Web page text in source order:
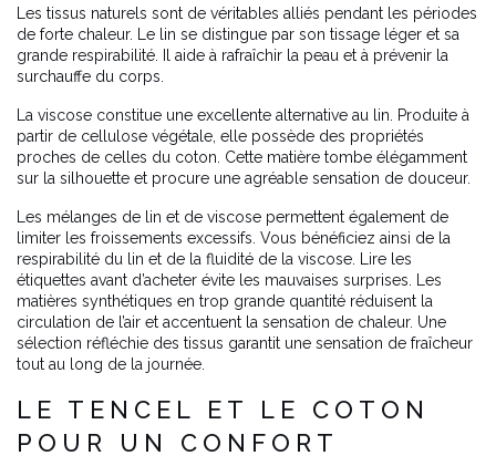
Les tissus naturels sont de véritables alliés pendant les périodes
de forte chaleur. Le lin se distingue par son tissage léger et sa
grande respirabilité. Il aide à rafraîchir la peau et à prévenir la
surchauffe du corps.
La viscose constitue une excellente alternative au lin. Produite à
partir de cellulose végétale, elle possède des propriétés
proches de celles du coton. Cette matière tombe élégamment
sur la silhouette et procure une agréable sensation de douceur.
Les mélanges de lin et de viscose permettent également de
limiter les froissements excessifs. Vous bénéficiez ainsi de la
respirabilité du lin et de la fluidité de la viscose. Lire les
étiquettes avant d’acheter évite les mauvaises surprises. Les
matières synthétiques en trop grande quantité réduisent la
circulation de l’air et accentuent la sensation de chaleur. Une
sélection réfléchie des tissus garantit une sensation de fraîcheur
tout au long de la journée.
LE TENCEL ET LE COTON
POUR UN CONFORT